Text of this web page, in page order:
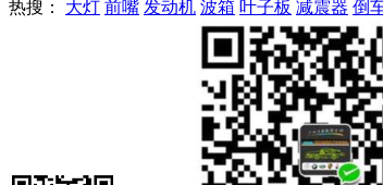
热搜： 大灯 前嘴 发动机 波箱 叶子板 减震器 倒